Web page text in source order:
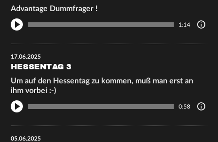
Advantage Dummfrager !
1:14
17.06.2025
HESSENTAG 3
Um auf den Hessentag zu kommen, muß man erst an
ihm vorbei :-)
0:58
05.06.2025